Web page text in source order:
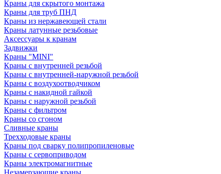
Краны для скрытого монтажа
Краны для труб ПНД
Краны из нержавеющей стали
Краны латунные резьбовые
Аксессуары к кранам
Задвижки
Краны "MINI"
Краны с внутренней резьбой
Краны с внутренней-наружной резьбой
Краны с воздухоотводчиком
Краны с накидной гайкой
Краны с наружной резьбой
Краны с фильтром
Краны со сгоном
Сливные краны
Трехходовые краны
Краны под сварку полипропиленовые
Краны с сервоприводом
Краны электромагнитные
Незамерзающие краны